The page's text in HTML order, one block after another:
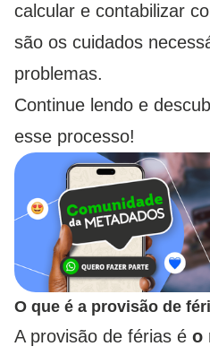
calcular e contabilizar
são os cuidados
problemas.
Continue lendo e
esse processo!
O que é a provisão de
A provisão de férias é o